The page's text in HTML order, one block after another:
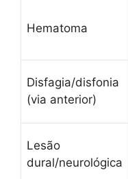
Hematoma
Disfagia/disfonia
(via anterior)
Lesão
dural/neurológica